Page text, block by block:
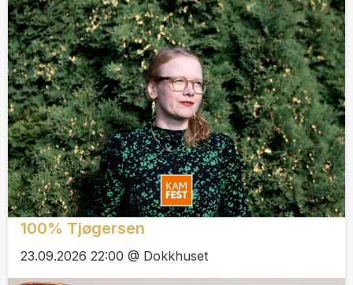
100% Tjøgersen
23.09.2026 22:00 @ Dokkhuset